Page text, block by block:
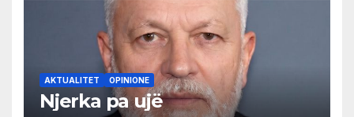
AKTUALITET OPINIONE
Njerka pa ujë